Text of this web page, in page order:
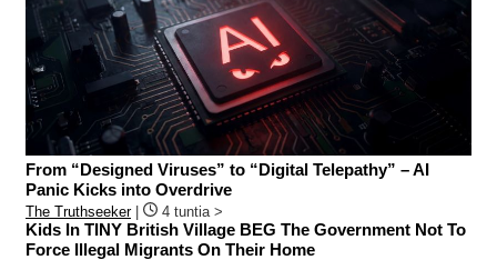
From “Designed Viruses” to “Digital Telepathy” – AI
Panic Kicks into Overdrive
The Truthseeker| 4 tuntia >
Kids In TINY British Village BEG The Government Not To
Force Illegal Migrants On Their Home